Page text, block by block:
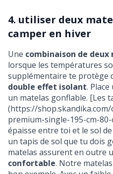
4. utiliser deux
camper en hiver
Une combinaison de deux
lorsque les températures
supplémentaire te protège
double effet isolant.
un matelas gonflable. [Les
(https://
premium-single-195-cm-
épaisse entre toi et le sol
un tapis de sol que tu dois
matelas assurent en outre
confortable. Notre